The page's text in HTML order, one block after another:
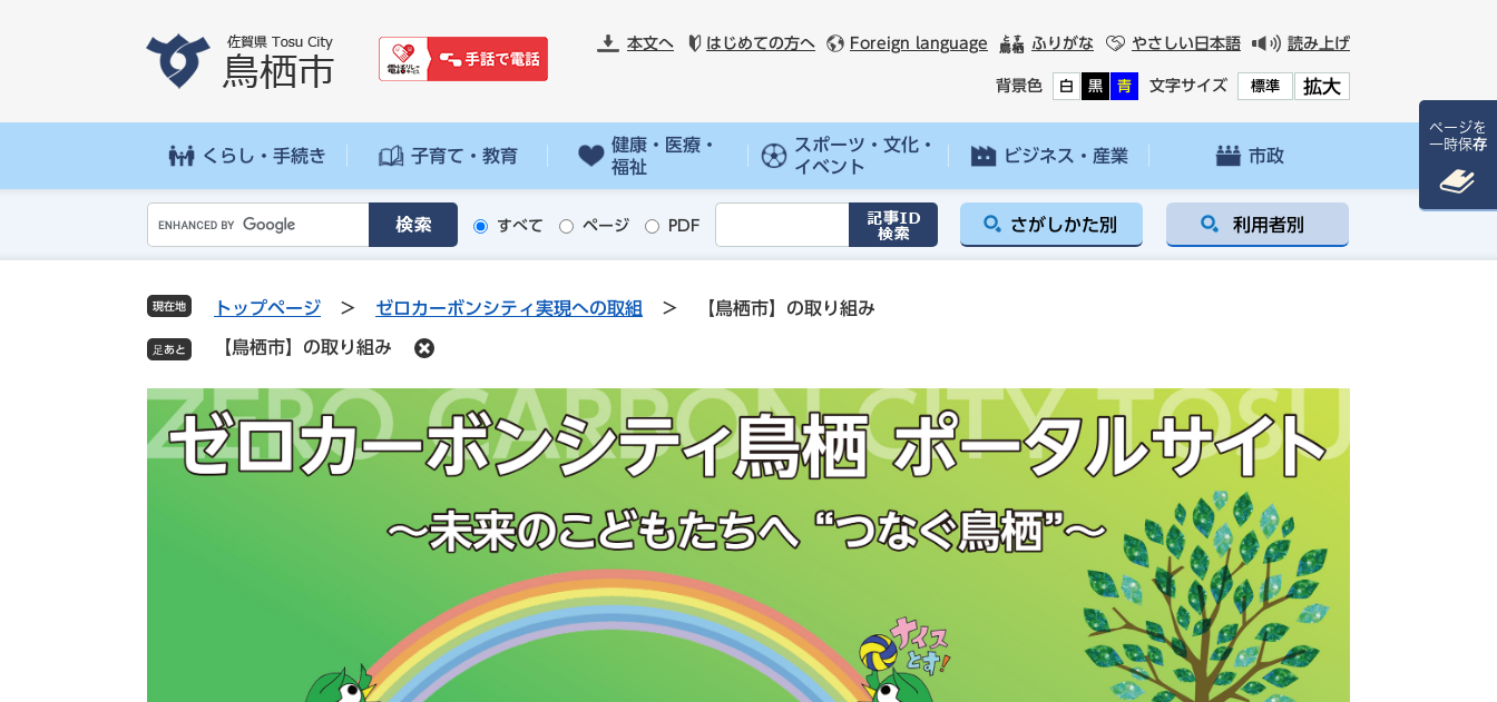
先
を
本文へ はじめての方へ Foreign language ふりがな やさしい日本語 読み上げ
背景色 白 黒 青 文字サイズ 標準 拡大
くらし・手続き 子育て・教育
健康・医療・
福祉
スポーツ・文化・
イベント
ビジネス・産業 市政
o
g
l
e
ス
タ
ム
すべて ページ PDF さがしかた別 利用者別
現在地 トップページ > ゼロカーボンシティ実現への取組 > 【鳥栖市】の取り組み
【鳥栖市】の取り組み
ページを
一時保存